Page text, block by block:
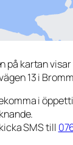
på kartan
13 i
i
SMS till